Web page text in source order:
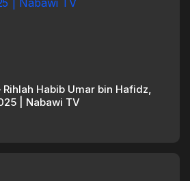
Rihlah Habib Umar bin Hafidz,
| Nabawi TV